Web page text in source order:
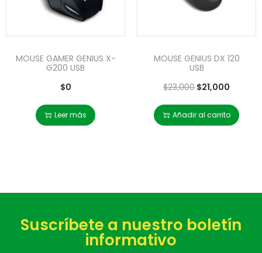
MOUSE GAMER GENIUS X-
G200 USB
$0
Leer más
MOUSE GENIUS DX 120
USB
$23,000 $21,000
Añadir al carrito
Suscríbete a nuestro boletín
informativo